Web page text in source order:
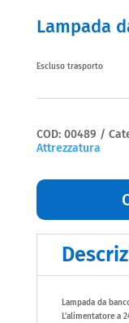
Lampada
Escluso trasporto
COD: 00489
Attrezzatura
Lampada da
L’alimentatore a